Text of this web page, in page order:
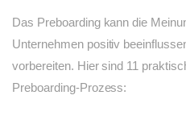
Das Preboarding kann die
Unternehmen positiv
vorbereiten. Hier sind 11
Preboarding-Prozess: